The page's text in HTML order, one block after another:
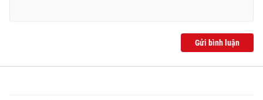
Gửi bình luận